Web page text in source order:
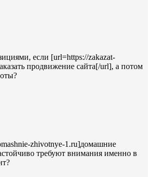
если [url=https://zakazat-
продвижение сайта[/url], а потом
zhivotnye-1.ru]домашние
требуют внимания именно в